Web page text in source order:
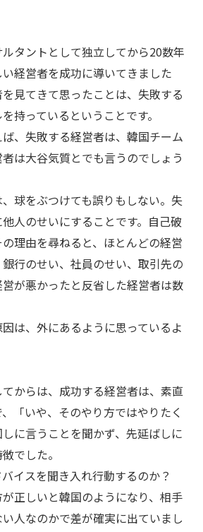
タントとして独立してから20数年
経営者を成功に導いてきました
見てきて思ったことは、失敗する
持っているということです。
、失敗する経営者は、韓国チーム
は大谷気質とでも言うのでしょう
球をぶつけても誤りもしない。失
人のせいにすることです。自己破
理由を尋ねると、ほとんどの経営
行のせい、社員のせい、取引先の
が悪かったと反省した経営者は数
は、外にあるように思っているよ
からは、成功する経営者は、素直
「いや、そのやり方ではやりたく
に言うことを聞かず、先延ばしに
でした。
イスを聞き入れ行動するのか？
正しいと韓国のようになり、相手
人なのかで差が確実に出ていまし